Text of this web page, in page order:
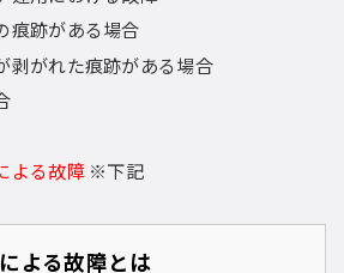
痕跡がある場合
剥がれた痕跡がある場合
よる故障※下記
よる故障とは